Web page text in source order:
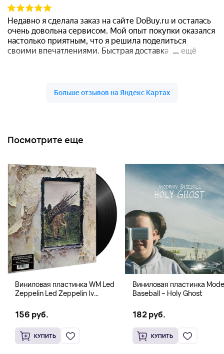
Посмотрите еще
Виниловая пластинка WM Led
Zeppelin Led Zeppelin Iv
156 руб.
КУПИТЬ
Виниловая пластинка
Baseball – Holy Ghost
182 руб.
КУПИТЬ